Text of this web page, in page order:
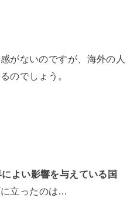
がないのですが、海外の人
のでしょう。
によい影響を与えている国
立ったのは…